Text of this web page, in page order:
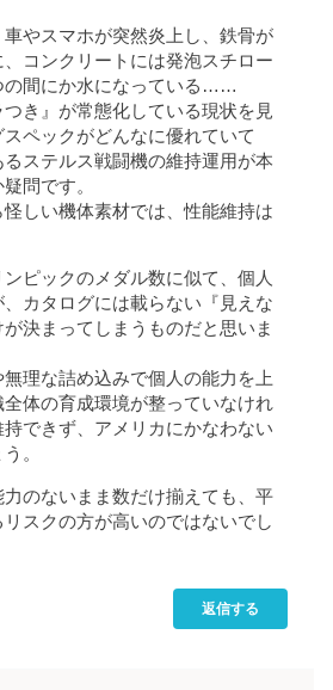
車やスマホが突然炎上し、鉄骨が
コンクリートには発泡スチロー
の間にか水になっている……
き』が常態化している現状を見
ペックがどんなに優れていて
ステルス戦闘機の維持運用が本
問です。
しい機体素材では、性能維持は
ピックのメダル数に似て、個人
カタログには載らない『見えな
決まってしまうものだと思いま
理な詰め込みで個人の能力を上
体の育成環境が整っていなけれ
できず、アメリカにかなわない
。
のないまま数だけ揃えても、平
スクの方が高いのではないでし
返信する